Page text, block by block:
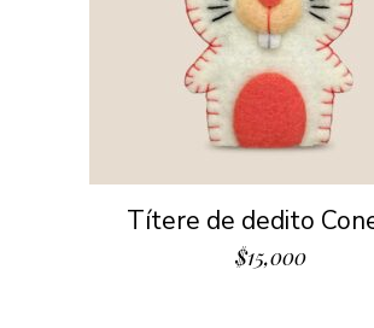
Títere de dedito
$15,000